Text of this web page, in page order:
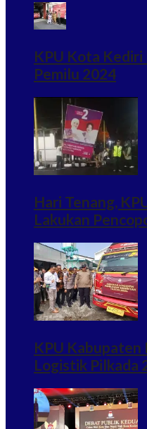
KPU Kota
Pemilu 2024
Hari Tenang,
Lakukan
KPU
Logistik Pilkada